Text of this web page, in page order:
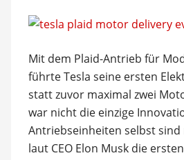
Mit dem Plaid-Antrieb für
führte Tesla seine ersten
statt zuvor maximal zwei
war nicht die einzige
Antriebseinheiten selbst sind
laut CEO Elon Musk die